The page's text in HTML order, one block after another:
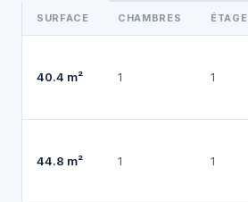
SURFACE CHAMBRES ÉTAGE
40.4 m² 1 1
44.8 m² 1 1